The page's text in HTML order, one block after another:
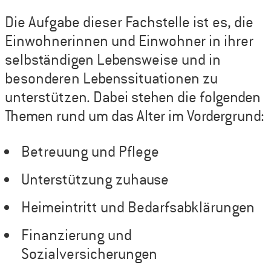
Die Aufgabe dieser Fachstelle ist es, die
Einwohnerinnen und Einwohner in ihrer
selbständigen Lebensweise und in
besonderen Lebenssituationen zu
unterstützen. Dabei stehen die folgenden
Themen rund um das Alter im Vordergrund:
Betreuung und Pflege
Unterstützung zuhause
Heimeintritt und Bedarfsabklärungen
Finanzierung und
Sozialversicherungen